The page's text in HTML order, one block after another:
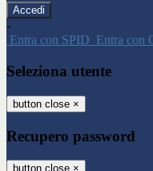
-
Entra con SPID Entra con
Seleziona utente
button close ×
Recupero password
button close ×